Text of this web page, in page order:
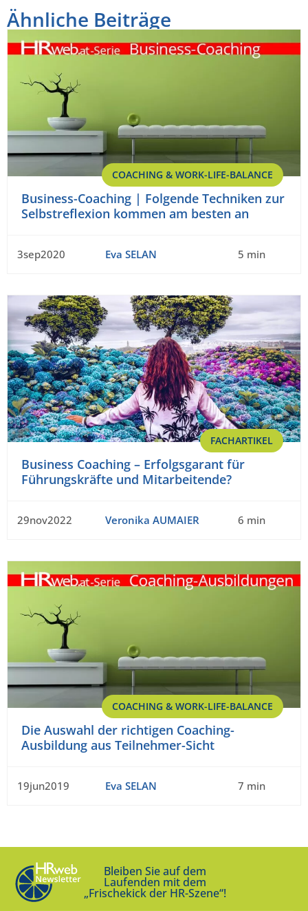
Ähnliche Beiträge
COACHING & WORK-LIFE-BALANCE
Business-Coaching | Folgende Techniken zur
Selbstreflexion kommen am besten an
3sep2020 Eva SELAN 5 min
FACHARTIKEL
Business Coaching – Erfolgsgarant für
Führungskräfte und Mitarbeitende?
29nov2022 Veronika AUMAIER 6 min
COACHING & WORK-LIFE-BALANCE
Die Auswahl der richtigen Coaching-
Ausbildung aus Teilnehmer-Sicht
19jun2019 Eva SELAN 7 min
Bleiben Sie auf dem
Laufenden mit dem
„Frischekick der HR-Szene“!